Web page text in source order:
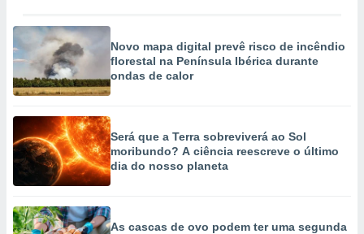
Novo mapa digital prevê risco de incêndio
florestal na Península Ibérica durante
ondas de calor
Será que a Terra sobreviverá ao Sol
moribundo? A ciência reescreve o último
dia do nosso planeta
As cascas de ovo podem ter uma segunda